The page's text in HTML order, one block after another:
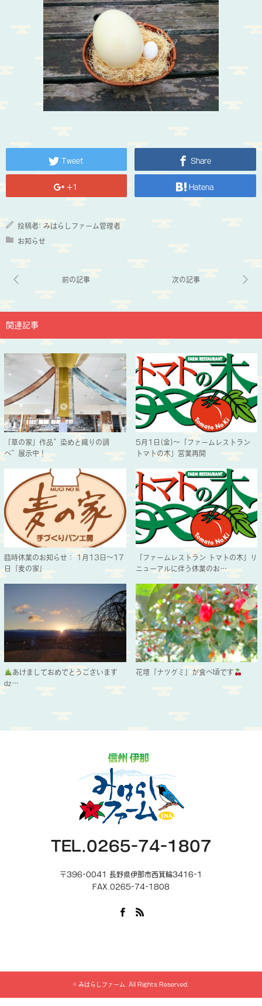
Tweet Share
+1 Hatena
投稿者: みはらしファーム管理者
お知らせ
関連記事
「草の家」作品”染めと織りの調
べ”展示中！
5月1日(金)～「ファームレストラン
トマトの木」営業再開
臨時休業のお知らせ： 1月13日～17
日『麦の家』
「ファームレストラン トマトの木」リ
ニューアルに伴う休業のお…
あけましておめでとうございます
ǳ…
花壇『ナツグミ』が食べ頃です
TEL.0265-74-1807
〒396-0041 長野県伊那市西箕輪3416-1
FAX.0265-74-1808
© みはらしファーム . All Rights Reserved.